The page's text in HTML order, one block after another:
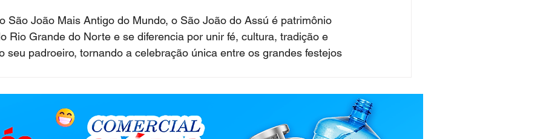
São João Mais Antigo do Mundo, o São João do Assú é patrimônio
Rio Grande do Norte e se diferencia por unir fé, cultura, tradição e
seu padroeiro, tornando a celebração única entre os grandes festejos